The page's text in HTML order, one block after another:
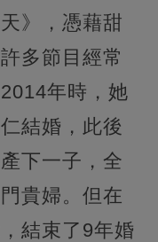
》，憑藉甜
多節目經常
年時， 她
結婚，此後
下一子，全
貴婦。但在
結束了9年婚